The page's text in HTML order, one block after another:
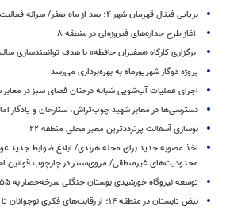
برپایی فینال قهرمان شهر ۴؛ بعد از ماه صفر/ سرانه فعالیت بدنی تهرانی‌ها ۱۳ دقیقه است
آغاز طرح جداره‌های فیروزه‌ای در منطقه ۸
برگزاری کارگاه «سفیران حافظه» با هدف توانمندسازی
پروژه دوگاز شهریورماه به بهره‌برداری می‌رسد
اجرای عملیات آب‌شویی شبانه درختان فضای سبز در
دسترسی‌ها در معابر شهید چوب‌تراش، ستارخان و یادگار امام
نوسازی آسفالت پرترددترین معبر محلی منطقه ۲۲
اخذ مصوبه جدید برای محله هرندی/ ابلاغ ضوابط جدید
محدودیت‌های غیرمنطقی/ مروی‌سنتر در چارچوب قوانین
توسعه نیروگاه خورشیدی بوستان جنگلی سرخه‌حصار به ۱۵۵ کیلووات
نبض تابستان در منطقه ۱۴؛ از رقابت‌های فکری نوجوانان تا تسخیر دنیای هوشمند